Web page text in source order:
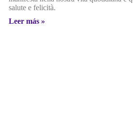
salute e felicità.
Leer más »